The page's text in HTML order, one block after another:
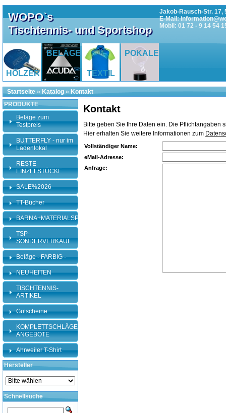
WOPO`s
Tischtennis- und Sportshop
Jakob-Rausch-Str. 17,
E-Mail:
Mobil: 01 72 - 9 14 54
HÖLZER
BELÄGE
TEXTIL
POKALE
Startseite » Katalog » Kontakt
Kontakt
Bitte geben Sie Ihre Daten ein. Die Pflichtangaben
Hier erhalten Sie weitere Informationen zum
Vollständiger Name:
eMail-Adresse:
Anfrage:
PRODUKTE
Beläge zum
Testpreis
BUTTERFLY - nur im
Ladenlokal
RESTE
EINZELSTÜCKE
SALE%2026
TT-Bücher
BARNA+MATERIALSPEZI
TSP-
SONDERVERKAUF
Beläge - FARBIG -
NEUHEITEN
TISCHTENNIS-
ARTIKEL
Gutscheine
KOMPLETTSCHLÄGER-
ANGEBOTE
Ahrweiler T-Shirt
Hersteller
Schnellsuche